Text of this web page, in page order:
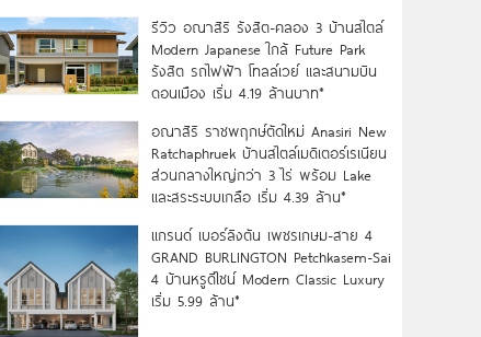
รีวิว อณาสิริ รังสิต-คลอง 3 บ้านสไตล์
Modern Japanese ใกล้ Future Park
รังสิต รถไฟฟ้า โทลล์เวย์ และสนามบิน
ดอนเมือง เริ่ม 4.19 ล้านบาท*
อณาสิริ ราชพฤกษ์ตัดใหม่ Anasiri New
Ratchaphruek บ้านสไตล์เมดิเตอร์เรเนียน
ส่วนกลางใหญ่กว่า 3 ไร่ พร้อม Lake
และสระระบบเกลือ เริ่ม 4.39 ล้าน*
แกรนด์ เบอร์ลิงตัน เพชรเกษม-สาย 4
GRAND BURLINGTON Petchkasem-Sai
4 บ้านหรูดีไซน์ Modern Classic Luxury
เริ่ม 5.99 ล้าน*